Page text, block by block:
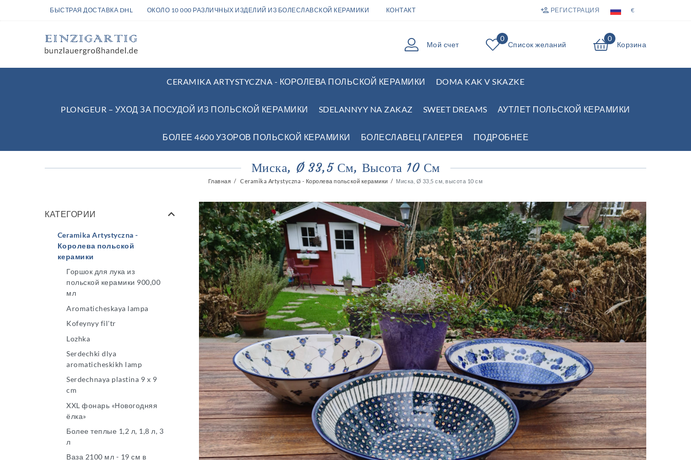
БЫСТРАЯ ДОСТАВКА DHL ОКОЛО 10 000 РАЗЛИЧНЫХ ИЗДЕЛИЙ ИЗ БОЛЕСЛАВСКОЙ КЕРАМИКИ КОНТАКТ РЕГИСТРАЦИЯ €
Мой счет
0
Список желаний
0
Корзина
CERAMIKA ARTYSTYCZNA - КОРОЛЕВА ПОЛЬСКОЙ КЕРАМИКИ DOMA KAK V SKAZKE
PLONGEUR – УХОД ЗА ПОСУДОЙ ИЗ ПОЛЬСКОЙ КЕРАМИКИ SDELANNYY NA ZAKAZ SWEET DREAMS АУТЛЕТ ПОЛЬСКОЙ КЕРАМИКИ
БОЛЕЕ 4600 УЗОРОВ ПОЛЬСКОЙ КЕРАМИКИ БОЛЕСЛАВЕЦ ГАЛЕРЕЯ ПОДРОБНЕЕ
Миска, Ø 33,5 См, Высота 10 См
Главная Ceramika Artystyczna - Королева польской керамики Миска, Ø 33,5 см, высота 10 см
КАТЕГОРИИ
Ceramika Artystyczna -
Королева польской
керамики
Горшок для лука из
польской керамики 900,00
мл
Aromaticheskaya lampa
Kofeynyy fil'tr
Lozhka
Serdechki dlya
aromaticheskikh lamp
Serdechnaya plastina 9 x 9
cm
XXL фонарь «Новогодняя
ёлка»
Более теплые 1,2 л, 1,8 л, 3
л
Ваза 2100 мл - 19 см в